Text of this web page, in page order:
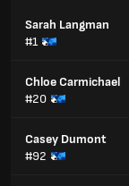
Sarah Langman
#1
Chloe Carmichael
#20
Casey Dumont
#92